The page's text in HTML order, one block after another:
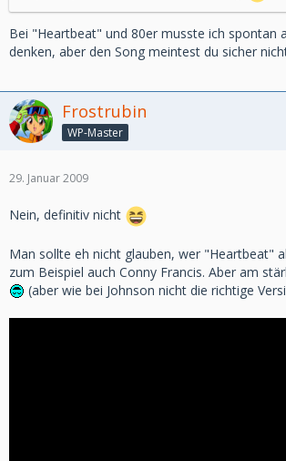
Bei "Heartbeat" und 80er musste ich spontan
denken, aber den Song meintest du sicher
Frostrubin
WP-Master
29. Januar 2009
Nein, definitiv nicht
Man sollte eh nicht glauben, wer "Heartbeat"
zum Beispiel auch Conny Francis. Aber am
(aber wie bei Johnson nicht die richtige